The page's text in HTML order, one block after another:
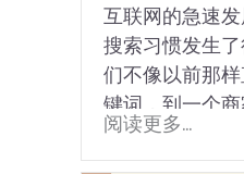
写文章的注意
互联网的急速
搜索习惯发生
们不像以前那样
键词，到一个商
阅读更多...